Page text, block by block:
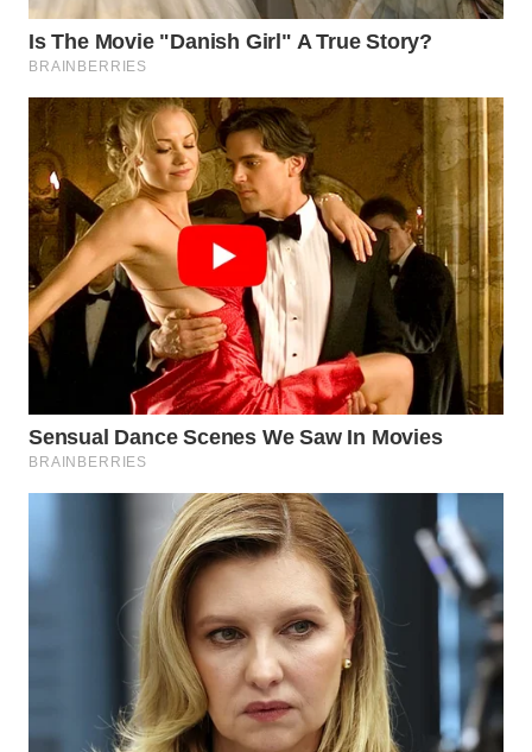
WN
TAPANULI
UTARA
WN
SAMOSIR
WN
PADANG
LAWAS
WN
SUMEDANG
WN
TANGERANG
WN